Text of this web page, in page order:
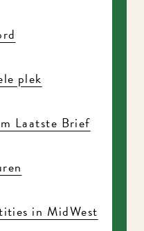
plek
Laatste Brief
in MidWest